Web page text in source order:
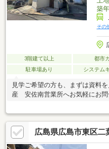
築
その
3階建て以上 都市
駐車場あり
システム
見学ご希望の方も、まずは資料
産 安佐南営業所へお気軽にお問
広島県広島市東区二